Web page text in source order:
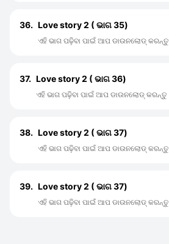
36. Love story 2 ( ଭାଗ 35)
ଏହି ଭାଗ ପଢ଼ିବା ପାଇଁ ଆପ ଡାଉନଲୋଡ୍ କରନ୍ତୁ
37. Love story 2 ( ଭାଗ 36)
ଏହି ଭାଗ ପଢ଼ିବା ପାଇଁ ଆପ ଡାଉନଲୋଡ୍ କରନ୍ତୁ
38. Love story 2 ( ଭାଗ 37)
ଏହି ଭାଗ ପଢ଼ିବା ପାଇଁ ଆପ ଡାଉନଲୋଡ୍ କରନ୍ତୁ
39. Love story 2 ( ଭାଗ 37)
ଏହି ଭାଗ ପଢ଼ିବା ପାଇଁ ଆପ ଡାଉନଲୋଡ୍ କରନ୍ତୁ